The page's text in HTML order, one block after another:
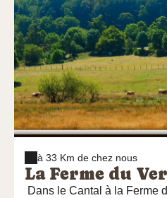
à 33 Km de chez nous
La Ferme du
Dans le Cantal à la Ferme